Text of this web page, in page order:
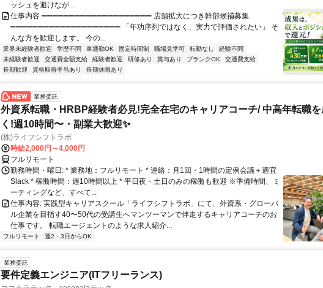
ッシュを避けなが...
仕事内容 ════════════════════ 店舗拡大につき幹部候補募集
════════════════════ 「年功序列ではなく、実力で評価されたい」 そ
んな方を歓迎します。 今の...
業界未経験者歓迎 学歴不問 車通勤OK 固定時間制 職場見学可 転勤なし
経験不問
未経験者歓迎
交通費全額支給 経験者歓迎 研修あり 賞与あり ブランクOK
交通費支給
長期歓迎
資格取得手当あり 長期休暇あり
業務委託
外資系転職・HRBP経験者必見!完全在宅のキャリアコーチ/ 中高年転職
く!週10時間〜・副業大歓迎✨
(株)ライフシフトラボ
時給2,000円～4,000円
フルリモート
勤務時間・曜日: * 業務地：フルリモート * 連絡：月1回・1時間の定例会議＋適宜
Slack * 稼働時間：週10時間以上 * 平日夜・土日のみの稼働も歓迎 ※準備時間、ミ
ーティングなど、すべて...
仕事内容: 実践型キャリアスクール「ライフシフトラボ」にて、外資系・グローバ
ル企業を目指す40〜50代の受講生へマンツーマンで伴走するキャリアコーチのお
仕事です。 転職エージェントのような求人紹介...
フルリモート 週2・3日からOK
業務委託
要件定義エンジニア(ITフリーランス)